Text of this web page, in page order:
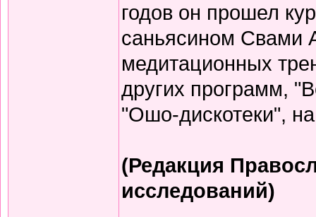
годов он прошел
саньясином
медитационных
других программ,
"Ошо-дискотеки",
(Редакция
исследований)